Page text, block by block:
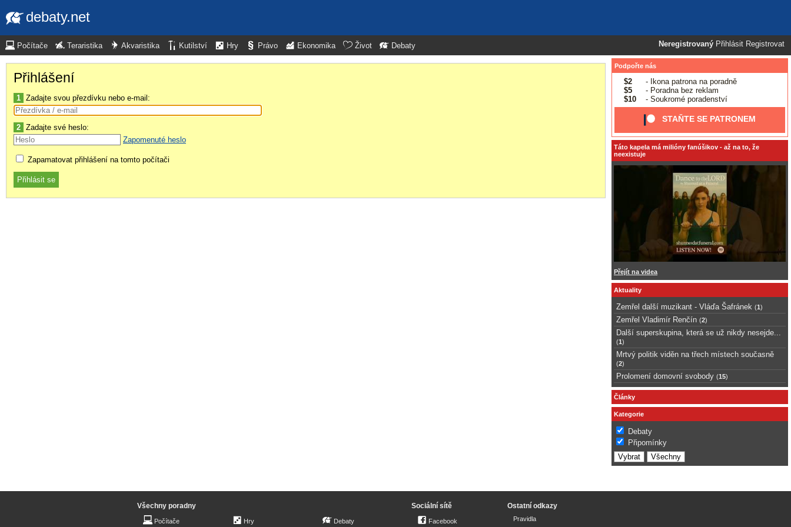
debaty.net
Neregistrovaný Přihlásit Registrovat
Počítače Teraristika Akvaristika Kutilství Hry Právo Ekonomika Život Debaty
Přihlášení
1 Zadajte svou přezdívku nebo e-mail:
2 Zadajte své heslo:
Zapomenuté heslo
Zapamatovat přihlášení na tomto počítači
Podpořte nás
$2
- Ikona patrona na poradně
$5
- Poradna bez reklam
$10
- Soukromé poradenství
STAŇTE SE PATRONEM
Táto kapela má milióny fanúšikov - až na to, že
neexistuje
Přejít na videa
Aktuality
Zemřel další muzikant - Vláďa Šafránek (1 )
Zemřel Vladimír Renčín (2)
Další superskupina, která se už nikdy nesejde...
(1 )
Mrtvý politik viděn na třech místech současně
(2)
Prolomení domovní svobody (15)
Články
Kategorie
Debaty
Připomínky
Všechny poradny
Počítače Hry Debaty
Sociální sítě
Facebook
Ostatní odkazy
Pravidla